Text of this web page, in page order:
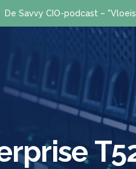
De Savvy CIO-podcast –